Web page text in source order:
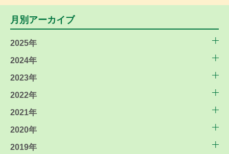
月別アーカイブ
2025年
2024年
2023年
2022年
2021年
2020年
2019年